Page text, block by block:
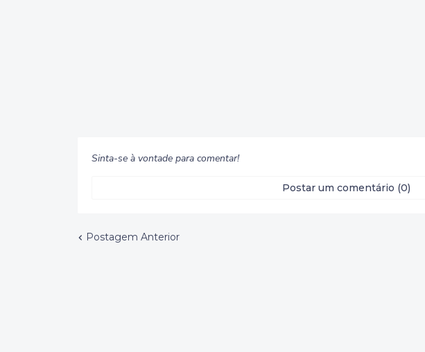
Sinta-se à vontade para comentar!
Postar um comentário (0)
Postagem Anterior